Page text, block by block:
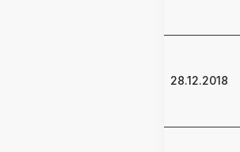
28.12.2018